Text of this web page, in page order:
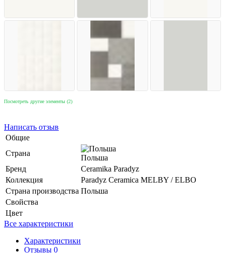
Посмотреть другие элементы (2)
Написать отзыв
Общие
Страна
Польша
Бренд
Ceramika Paradyz
Коллекция
Paradyz Ceramica MELBY / ELBO
Страна производства Польша
Свойства
Цвет
Все характеристики
Характеристики
Отзывы 0